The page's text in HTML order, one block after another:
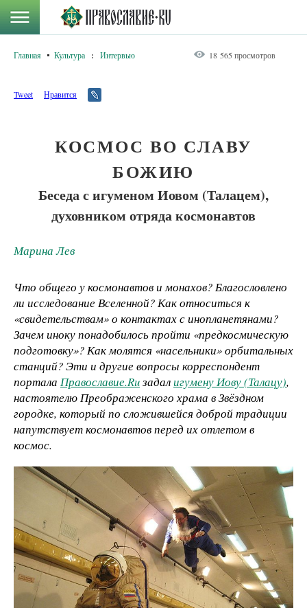
Главная Культура : Интервью 18 565 просмотров
Tweet Нравится
КОСМОС ВО СЛАВУ
БОЖИЮ
Беседа с игуменом Иовом (Талацем),
духовником отряда космонавтов
Марина Лев
Что общего у космонавтов и монахов? Благословлено
ли исследование Вселенной? Как относиться к
«свидетельствам» о контактах с инопланетянами?
Зачем иноку понадобилось пройти «предкосмическую
подготовку»? Как молятся «насельники» орбитальных
станций? Эти и другие вопросы корреспондент
портала Православие.Ruзадалигумену Иову (Талацу),
настоятелю Преображенского храма в Звёздном
городке, который по сложившейся доброй традиции
напутствует космонавтов перед их отлетом в
космос.